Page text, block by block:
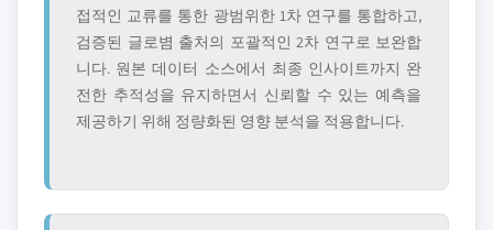
접적인 교류를 통한 광범위한 1차 연구를 통합하고,
검증된 글로볌 출처의 포괄적인 2차 연구로 보완합
니다. 원본 데이터 소스에서 최종 인사이트까지 완
전한 추적성을 유지하면서 신뢰할 수 있는 예측을
제공하기 위해 정량화된 영향 분석을 적용합니다.